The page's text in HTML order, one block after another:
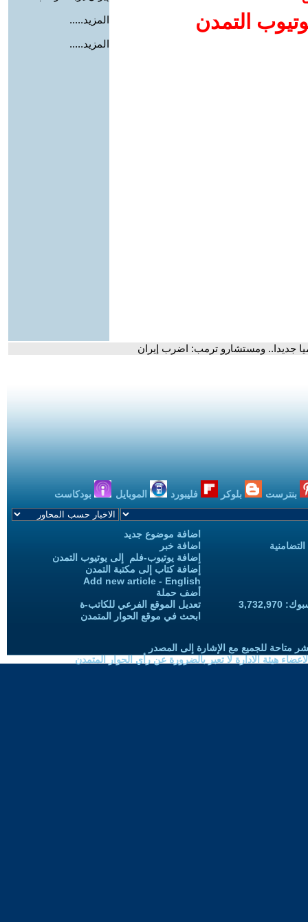
التمدن
المزيد.....
المزيد.....
جديدا.. ومستشارو ترمب: اضرب إيران
بنترست بلوكر فليبورد الموبايل بودكاست
اضافة موضوع جديد
اضافة خبر
إضافة يوتيوب-فلم إلى يوتيوب التمدن
إضافة كتاب إلى مكتبة التمدن
Add new article - English
أضف حملة
تعديل الموقع الفرعي للكاتب-ة
ابحث في موقع الحوار المتمدن
متاحة للجميع مع الإشارة إلى المصدر
هيئة الادارة لا تعبر بالضرورة عن رأي الحوار المتمدن